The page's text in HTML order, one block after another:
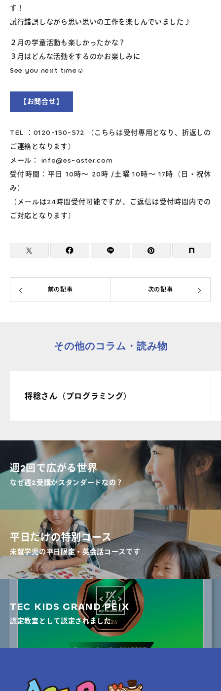
す！
試行錯誤しながら思い思いの工作を楽しんでいました♪
２月の学童活動も楽しかったかな？
３月はどんな活動をするのかお楽しみに
See you next time☺
【お問合せ】
TEL ：0120-150-572 （こちらは受付専用となり、折返しの
ご連絡となります）
メール： info@es-aster.com
受付時間：平日 10時～ 20時 /土曜 10時～ 17時（日・祝休
み）
（メールは24時間受付可能ですが、ご返信は受付時間内での
ご対応となります）
前の記事 次の記事
その他のコラム・読み物
将稔さん（プログラミング）
週2回で広がる世界
なぜ週2受講がスタンダードなの？
平日だけの特別コース
未就学児の平日限定・英会話コースです
TEC KIDS GRAND PEIX
認定教室として認定されました